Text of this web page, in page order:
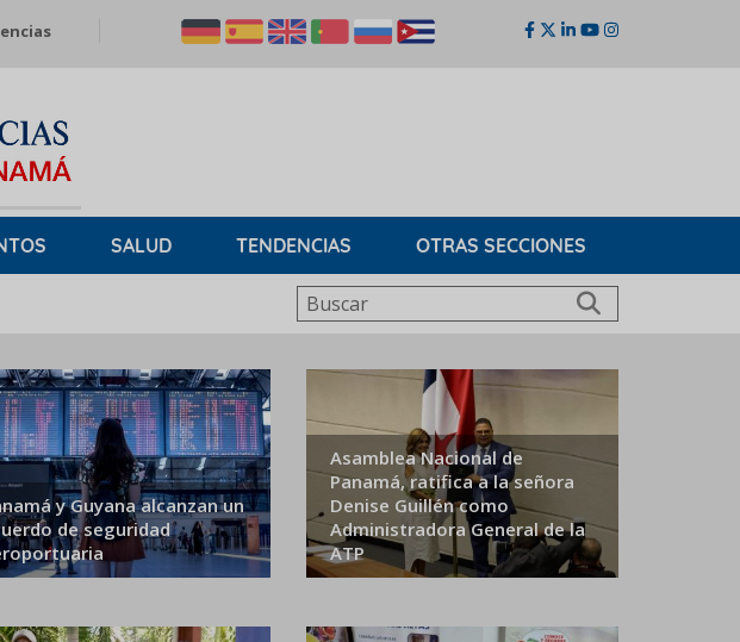
SALUD TENDENCIAS OTRAS SECCIONES
Buscar
y Guyana alcanzan un
de seguridad
Asamblea Nacional de
Panamá, ratifica a la señora
Denise Guillén como
Administradora General de la
ATP